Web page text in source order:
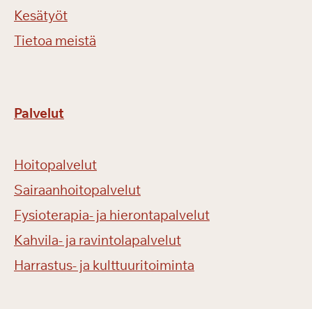
Kesätyöt
Tietoa meistä
Palvelut
Hoitopalvelut
Sairaanhoitopalvelut
Fysioterapia- ja hierontapalvelut
Kahvila- ja ravintolapalvelut
Harrastus- ja kulttuuritoiminta